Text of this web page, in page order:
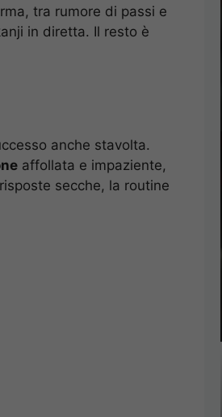
tra rumore di passi e
in diretta. Il resto è
anche stavolta.
affollata e impaziente,
secche, la routine